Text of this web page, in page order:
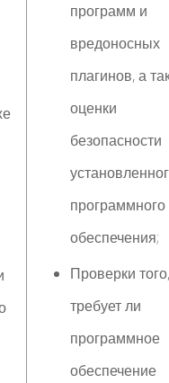
программ и
вредоносных
плагинов, а
оценки
безопасности
программного
обеспечения;
Проверки того,
требует ли
программное
обеспечение